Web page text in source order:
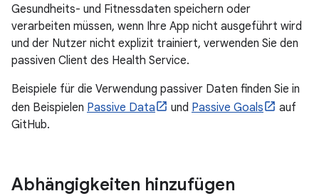
Gesundheits- und Fitnessdaten speichern oder
verarbeiten müssen, wenn Ihre App nicht ausgeführt wird
und der Nutzer nicht explizit trainiert, verwenden Sie den
passiven Client des Health Service.
Beispiele für die Verwendung passiver Daten finden Sie in
den Beispielen Passive Data und Passive Goals
auf
GitHub.
Abhängigkeiten hinzufügen